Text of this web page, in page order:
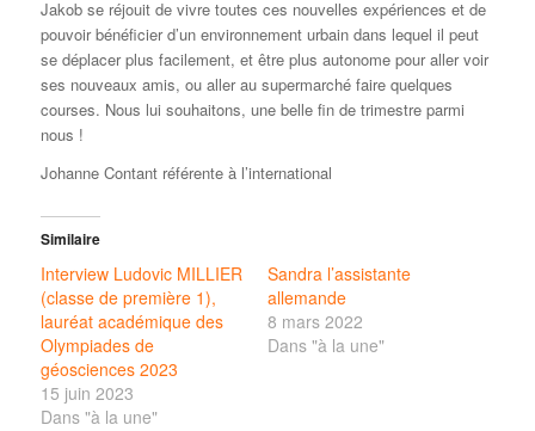
Jakob se réjouit de vivre toutes ces nouvelles expériences et de
pouvoir bénéficier d’un environnement urbain dans lequel il peut
se déplacer plus facilement, et être plus autonome pour aller voir
ses nouveaux amis, ou aller au supermarché faire quelques
courses. Nous lui souhaitons, une belle fin de trimestre parmi
nous !
Johanne Contant référente à l’international
Similaire
Interview Ludovic MILLIER
(classe de première 1),
lauréat académique des
Olympiades de
géosciences 2023
15 juin 2023
Dans "à la une"
Sandra l’assistante
allemande
8 mars 2022
Dans "à la une"